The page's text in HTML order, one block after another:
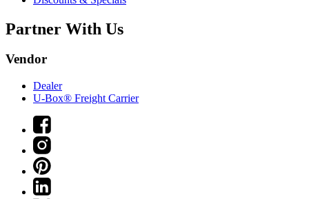
Partner With Us
Vendor
Dealer
U-Box® Freight Carrier